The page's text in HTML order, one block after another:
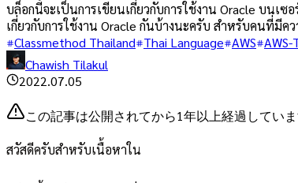
บล็อกนี้จะเป็นการเขียนเกี่ยวกับการใช้งาน Oracle บนเซ
เกี่ยวกับการใช้งาน Oracle กันบ้างนะครับ สำหรับคนที่มีค
Classmethod Thailand Thai Language AWS AWS-
Chawish Tilakul
2022.07.05
この記事は公開されてから1年以上経過してい
สวัสดีครับสำหรับเนื้อหาใน